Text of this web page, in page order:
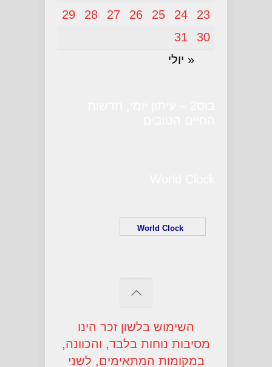
« יולי
23
24
25
26
27
28
29
30
31
השימוש בלשון זכר הינו
מסיבות נוחות בלבד, והכוונה,
במקומות המתאימים, לשני